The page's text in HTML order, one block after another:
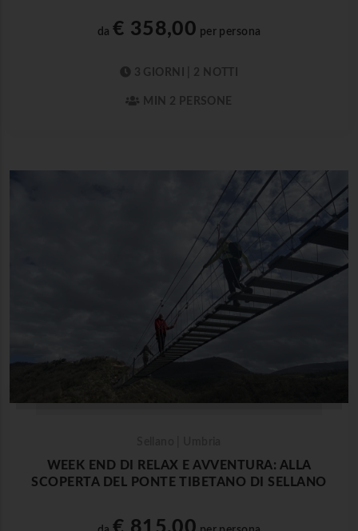
da € 358,00 per persona
3 GIORNI | 2 NOTTI
MIN 2 PERSONE
WEEK END DI RELAX E AVVENTURA: ALLA
SCOPERTA DEL PONTE TIBETANO DI SELLANO